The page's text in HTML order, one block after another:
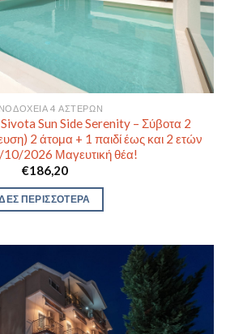
4 ΑΣΤΈΡΩΝ
Sun Side Serenity – Σύβοτα 2
2 άτομα + 1 παιδί έως και 2 ετών
2026 Μαγευτική θέα!
€186,20
ΠΕΡΙΣΣΟΤΕΡΑ